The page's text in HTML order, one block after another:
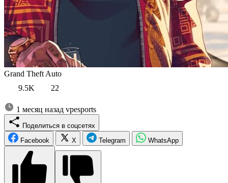
Grand Theft Auto
9.5K
22
1 месяц назад vpesports
Поделиться в соцсетях
Facebook
X Telegram WhatsApp